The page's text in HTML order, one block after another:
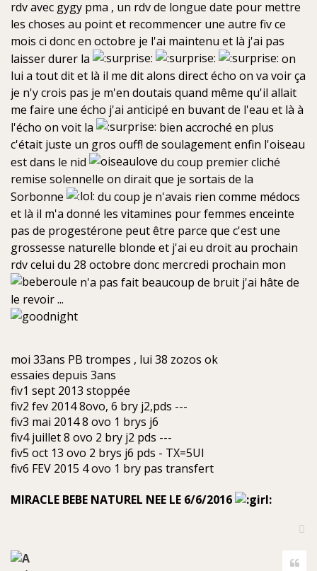
rdv avec gygy pma , un rdv de longue date pour mettre
les choses au point et recommencer une autre fiv ce
mois ci donc en octobre je l'ai maintenu et là j'ai pas
laisser durer la
on
lui a tout dit et là il me dit alons direct écho on va voir ça
je n'y crois pas je m'en doutais quand même qu'il allait
me faire une écho j'ai anticipé en buvant de l'eau et là à
l'écho on voit la
bien accroché en plus
c'était juste un gros ouff! de soulagement enfin l'oiseau
est dans le nid
du coup premier cliché
remise solennelle on dirait que je sortais de la
Sorbonne
du coup je n'avais rien comme médocs
et là il m'a donné les vitamines pour femmes enceinte
pas de progestérone peut être parce que c'est une
grossesse naturelle blonde et j'ai eu droit au prochain
rdv celui du 28 octobre donc mercredi prochain mon
n'a pas fait beaucoup de bruit j'ai hâte de
le revoir ...
moi 33ans PB trompes , lui 38 zozos ok
essaies depuis 3ans
fiv1 sept 2013 stoppée
fiv2 fev 2014 8ovo, 6 bry j2,pds ---
fiv3 mai 2014 8 ovo 1 brys j6
fiv4 juillet 8 ovo 2 bry j2 pds ---
fiv5 oct 13 ovo 2 brys j6 pds - TX=5UI
fiv6 FEV 2015 4 ovo 1 bry pas transfert
MIRACLE BEBE NATUREL NEE LE 6/6/2016